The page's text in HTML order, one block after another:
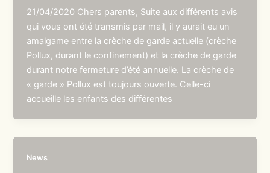
21/04/2020 Chers parents, Suite aux différents avis
qui vous ont été transmis par mail, il y aurait eu un
amalgame entre la crèche de garde actuelle (crèche
Pollux, durant le confinement) et la crèche de garde
durant notre fermeture d’été annuelle. La crèche de
« garde » Pollux est toujours ouverte. Celle-ci
accueille les enfants des différentes
News